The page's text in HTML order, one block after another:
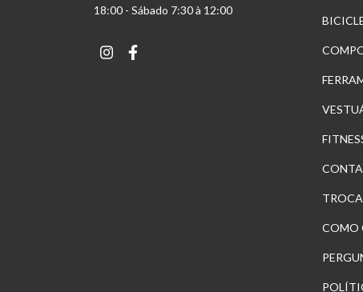
18:00 - Sábado 7:30 à 12:00
COMO